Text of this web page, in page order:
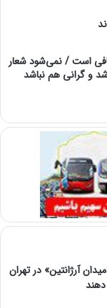
است / نمی‌شود شعار
و گرانی هم نباشد
آرژانتین» در تهران
دهند